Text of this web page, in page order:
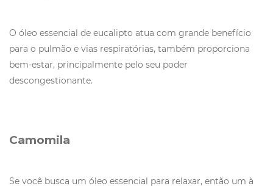
O óleo essencial de eucalipto atua com grande benefício
para o pulmão e vias respiratórias, também proporciona
bem-estar, principalmente pelo seu poder
descongestionante.
Camomila
Se você busca um óleo essencial para relaxar, então um à